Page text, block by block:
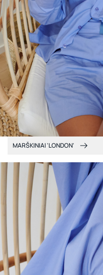
MARŠKINIAI 'LONDON'